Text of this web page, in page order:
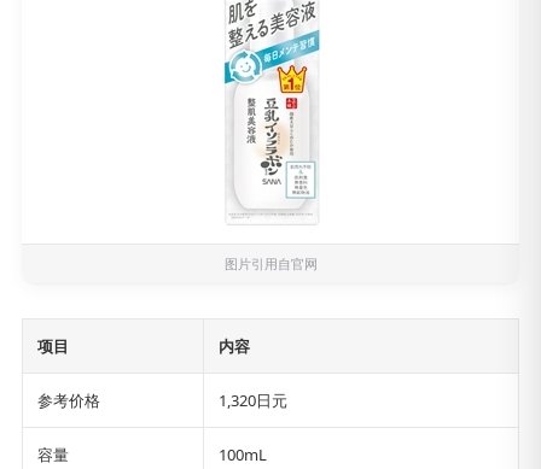
图片引用自官网
项目 内容
参考价格 1,320日元
容量 100mL